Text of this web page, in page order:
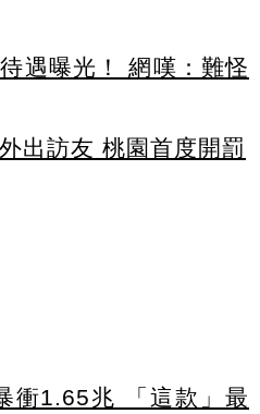
遇曝光！ 網嘆：難怪
出訪友 桃園首度開罰
衝1.65兆 「這款」最